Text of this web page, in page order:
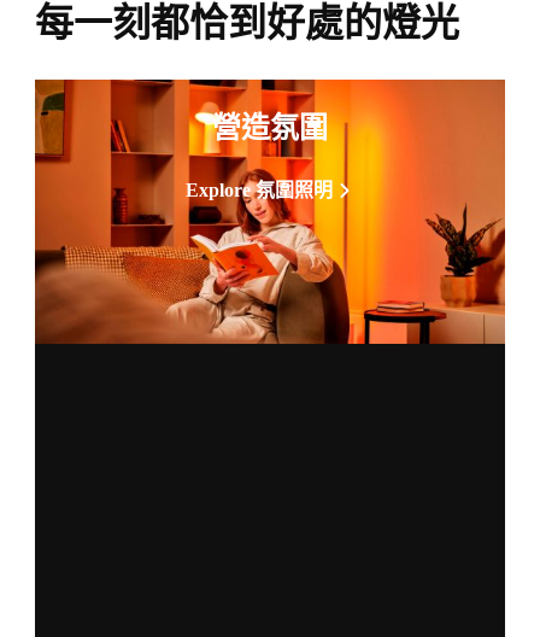
每一刻都恰到好處的燈光
營造氛圍
Explore 氛圍照明